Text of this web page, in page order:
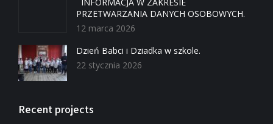
PRZETWARZANIA DANYCH OSOBOWYCH.
12 marca 2026
Dzień Babci i Dziadka w szkole.
22 stycznia 2026
Recent projects